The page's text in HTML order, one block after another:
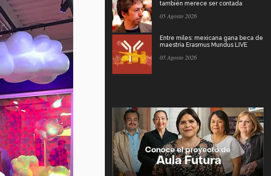
también merece ser contada
05 Agosto 2026
Entre miles: mexicana gana beca de
maestría Erasmus Mundus LIVE
05 Agosto 2026